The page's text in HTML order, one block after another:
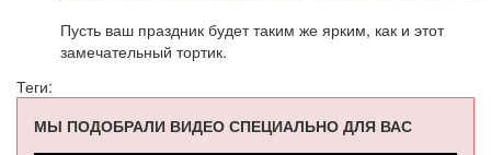
Пусть ваш праздник будет таким же ярким, как и этот
замечательный тортик.
Теги:
МЫ ПОДОБРАЛИ ВИДЕО СПЕЦИАЛЬНО ДЛЯ ВАС